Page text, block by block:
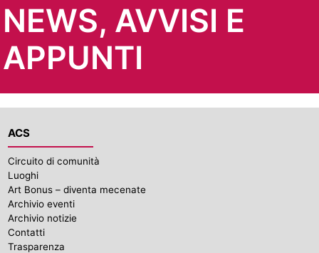
NEWS, AVVISI E
APPUNTI
ACS
Circuito di comunità
Luoghi
Art Bonus – diventa mecenate
Archivio eventi
Archivio notizie
Contatti
Trasparenza